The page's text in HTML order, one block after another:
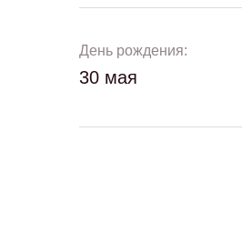
День рождения:
30 мая